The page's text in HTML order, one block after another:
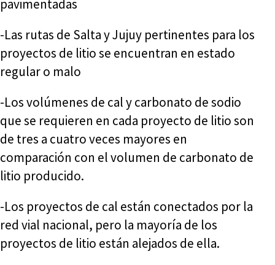
pavimentadas
-Las rutas de Salta y Jujuy pertinentes para los
proyectos de litio se encuentran en estado
regular o malo
-Los volúmenes de cal y carbonato de sodio
que se requieren en cada proyecto de litio son
de tres a cuatro veces mayores en
comparación con el volumen de carbonato de
litio producido.
-Los proyectos de cal están conectados por la
red vial nacional, pero la mayoría de los
proyectos de litio están alejados de ella.